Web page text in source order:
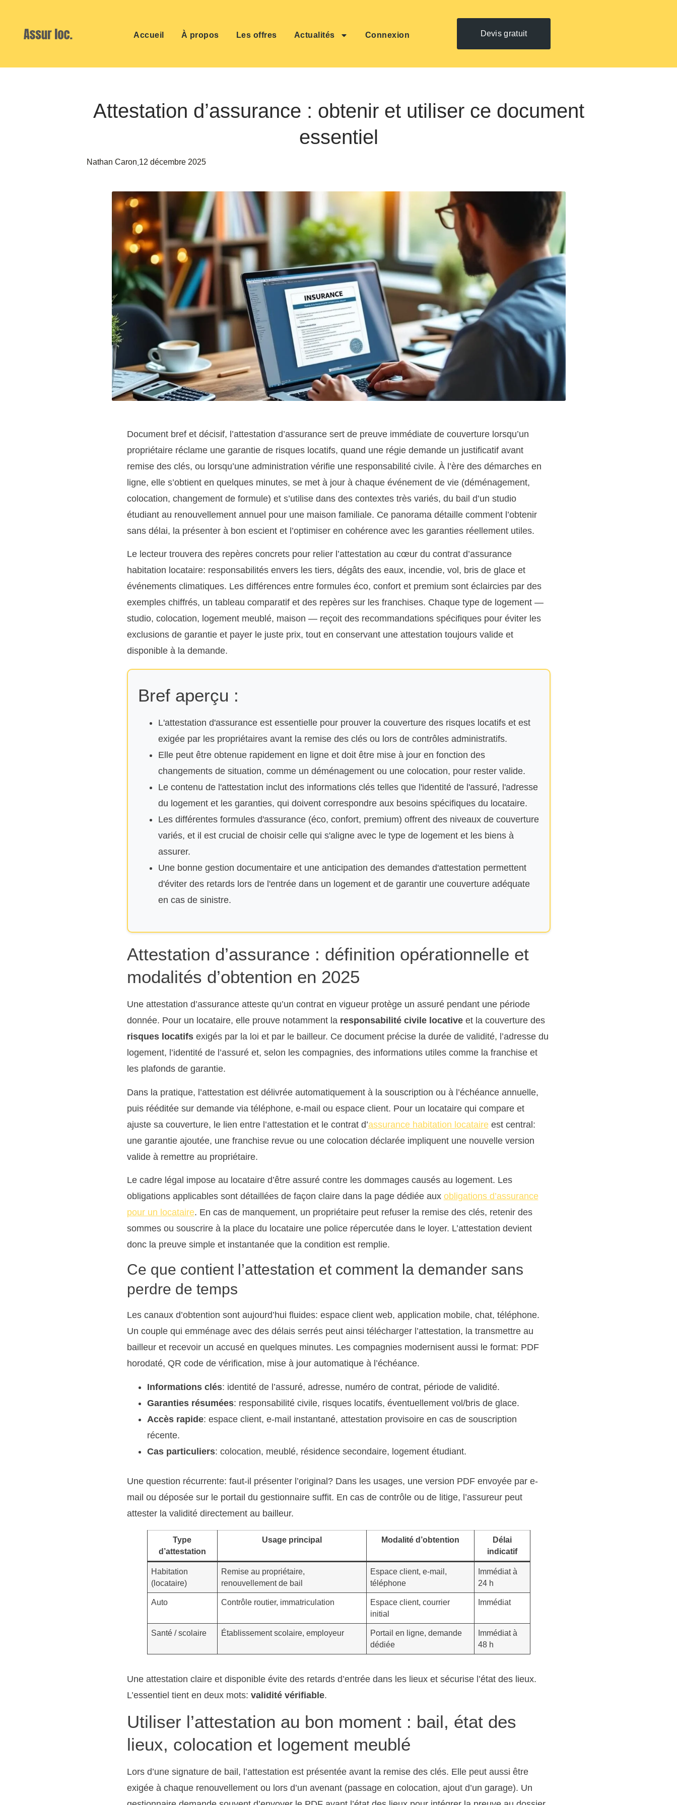
Accueil À propos Les offres Actualités Connexion Devis gratuit
Attestation d’assurance : obtenir et utiliser ce document
essentiel
Nathan Caron.12 décembre 2025
Document bref et décisif, l’attestation d’assurance sert de preuve immédiate de couverture lorsqu’un
propriétaire réclame une garantie de risques locatifs, quand une régie demande un justificatif avant
remise des clés, ou lorsqu’une administration vérifie une responsabilité civile. À l’ère des démarches en
ligne, elle s’obtient en quelques minutes, se met à jour à chaque événement de vie (déménagement,
colocation, changement de formule) et s’utilise dans des contextes très variés, du bail d’un studio
étudiant au renouvellement annuel pour une maison familiale. Ce panorama détaille comment l’obtenir
sans délai, la présenter à bon escient et l’optimiser en cohérence avec les garanties réellement utiles.
Le lecteur trouvera des repères concrets pour relier l’attestation au cœur du contrat d’assurance
habitation locataire: responsabilités envers les tiers, dégâts des eaux, incendie, vol, bris de glace et
événements climatiques. Les différences entre formules éco, confort et premium sont éclaircies par des
exemples chiffrés, un tableau comparatif et des repères sur les franchises. Chaque type de logement —
studio, colocation, logement meublé, maison — reçoit des recommandations spécifiques pour éviter les
exclusions de garantie et payer le juste prix, tout en conservant une attestation toujours valide et
disponible à la demande.
Bref aperçu :
L'attestation d'assurance est essentielle pour prouver la couverture des risques locatifs et est
exigée par les propriétaires avant la remise des clés ou lors de contrôles administratifs.
Elle peut être obtenue rapidement en ligne et doit être mise à jour en fonction des
changements de situation, comme un déménagement ou une colocation, pour rester valide.
Le contenu de l'attestation inclut des informations clés telles que l'identité de l'assuré, l'adresse
du logement et les garanties, qui doivent correspondre aux besoins spécifiques du locataire.
Les différentes formules d'assurance (éco, confort, premium) offrent des niveaux de couverture
variés, et il est crucial de choisir celle qui s'aligne avec le type de logement et les biens à
assurer.
Une bonne gestion documentaire et une anticipation des demandes d'attestation permettent
d'éviter des retards lors de l'entrée dans un logement et de garantir une couverture adéquate
en cas de sinistre.
Attestation d’assurance : définition opérationnelle et
modalités d’obtention en 2025
Une attestation d’assurance atteste qu’un contrat en vigueur protège un assuré pendant une période
donnée. Pour un locataire, elle prouve notamment la responsabilité civile locativeet la couverture des
risques locatifsexigés par la loi et par le bailleur. Ce document précise la durée de validité, l’adresse du
logement, l’identité de l’assuré et, selon les compagnies, des informations utiles comme la franchise et
les plafonds de garantie.
Dans la pratique, l’attestation est délivrée automatiquement à la souscription ou à l’échéance annuelle,
puis rééditée sur demande via téléphone, e-mail ou espace client. Pour un locataire qui compare et
ajuste sa couverture, le lien entre l’attestation et le contrat d’assurance habitation locataireest central:
une garantie ajoutée, une franchise revue ou une colocation déclarée impliquent une nouvelle version
valide à remettre au propriétaire.
Le cadre légal impose au locataire d’être assuré contre les dommages causés au logement. Les
obligations applicables sont détaillées de façon claire dans la page dédiée aux obligations d’assurance
pour un locataire. En cas de manquement, un propriétaire peut refuser la remise des clés, retenir des
sommes ou souscrire à la place du locataire une police répercutée dans le loyer. L’attestation devient
donc la preuve simple et instantanée que la condition est remplie.
Ce que contient l’attestation et comment la demander sans
perdre de temps
Les canaux d’obtention sont aujourd’hui fluides: espace client web, application mobile, chat, téléphone.
Un couple qui emménage avec des délais serrés peut ainsi télécharger l’attestation, la transmettre au
bailleur et recevoir un accusé en quelques minutes. Les compagnies modernisent aussi le format: PDF
horodaté, QR code de vérification, mise à jour automatique à l’échéance.
Informations clés: identité de l’assuré, adresse, numéro de contrat, période de validité.
Garanties résumées: responsabilité civile, risques locatifs, éventuellement vol/bris de glace.
Accès rapide: espace client, e-mail instantané, attestation provisoire en cas de souscription
récente.
Cas particuliers: colocation, meublé, résidence secondaire, logement étudiant.
Une question récurrente: faut-il présenter l’original? Dans les usages, une version PDF envoyée par e-
mail ou déposée sur le portail du gestionnaire suffit. En cas de contrôle ou de litige, l’assureur peut
attester la validité directement au bailleur.
Type
d’attestation
Usage principal Modalité d’obtention
Délai
indicatif
Habitation
(locataire)
Remise au propriétaire,
renouvellement de bail
Espace client, e-mail,
téléphone
Immédiat à
24 h
Auto Contrôle routier, immatriculation
Espace client, courrier
initial
Immédiat
Santé / scolaire Établissement scolaire, employeur
Portail en ligne, demande
dédiée
Immédiat à
48 h
Une attestation claire et disponible évite des retards d’entrée dans les lieux et sécurise l’état des lieux.
L’essentiel tient en deux mots: validité vérifiable.
Utiliser l’attestation au bon moment : bail, état des
lieux, colocation et logement meublé
Lors d’une signature de bail, l’attestation est présentée avant la remise des clés. Elle peut aussi être
exigée à chaque renouvellement ou lors d’un avenant (passage en colocation, ajout d’un garage). Un